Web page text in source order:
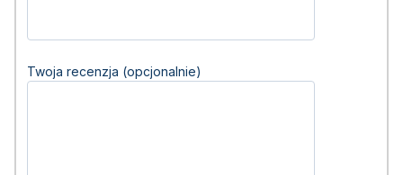
Twoja recenzja (opcjonalnie)